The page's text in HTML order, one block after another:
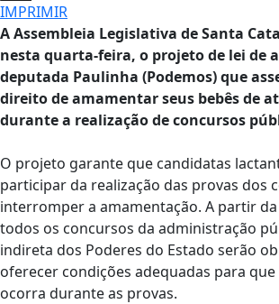
IMPRIMIR
A Assembleia Legislativa de Santa
nesta quarta-feira, o projeto de lei de
deputada Paulinha (Podemos) que
direito de amamentar seus bebês de
durante a realização de concursos
O projeto garante que candidatas
participar da realização das provas dos
interromper a amamentação. A partir da
todos os concursos da administração
indireta dos Poderes do Estado serão
oferecer condições adequadas para
ocorra durante as provas.